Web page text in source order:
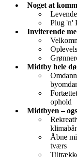
Noget at
Plug 'n'
Inviterende
Midtby hele
ophold
Midtbyen –
Åbne
tværs